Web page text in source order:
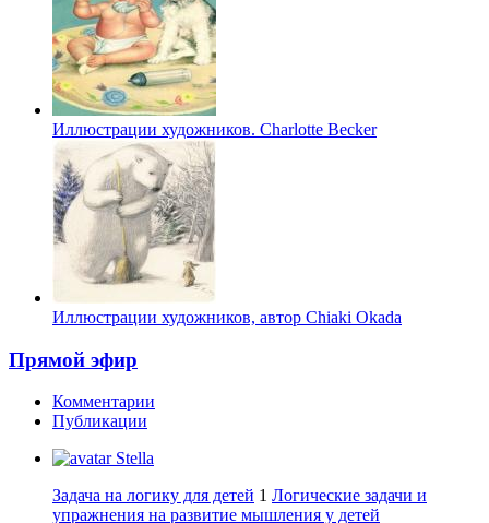
Иллюстрации художников. Charlotte Becker
Иллюстрации художников, автор Chiaki Okada
Прямой эфир
Комментарии
Публикации
Stella
Задача на логику для детей 1 Логические задачи и
упражнения на развитие мышления у детей